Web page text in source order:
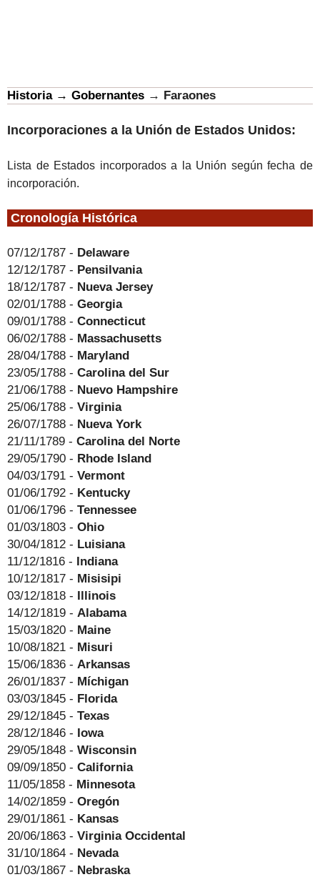
Historia → Gobernantes → Faraones
Incorporaciones a la Unión de Estados Unidos:
Lista de Estados incorporados a la Unión según fecha de
incorporación.
Cronología Histórica
07/12/1787 - Delaware
12/12/1787 - Pensilvania
18/12/1787 - Nueva Jersey
02/01/1788 - Georgia
09/01/1788 - Connecticut
06/02/1788 - Massachusetts
28/04/1788 - Maryland
23/05/1788 - Carolina del Sur
21/06/1788 - Nuevo Hampshire
25/06/1788 - Virginia
26/07/1788 - Nueva York
21/11/1789 - Carolina del Norte
29/05/1790 - Rhode Island
04/03/1791 - Vermont
01/06/1792 - Kentucky
01/06/1796 - Tennessee
01/03/1803 - Ohio
30/04/1812 - Luisiana
11/12/1816 - Indiana
10/12/1817 - Misisipi
03/12/1818 - Illinois
14/12/1819 - Alabama
15/03/1820 - Maine
10/08/1821 - Misuri
15/06/1836 - Arkansas
26/01/1837 - Míchigan
03/03/1845 - Florida
29/12/1845 - Texas
28/12/1846 - Iowa
29/05/1848 - Wisconsin
09/09/1850 - California
11/05/1858 - Minnesota
14/02/1859 - Oregón
29/01/1861 - Kansas
20/06/1863 - Virginia Occidental
31/10/1864 - Nevada
01/03/1867 - Nebraska